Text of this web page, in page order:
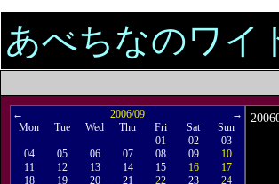
あべちなのワイ
← 2006/09
→
Mon
Tue Wed Thu Fri Sat
Sun
01
02
03
04
05 06 07 08 09
10
11
12 13 14 15 16
17
18
19 20 21 22 23
24